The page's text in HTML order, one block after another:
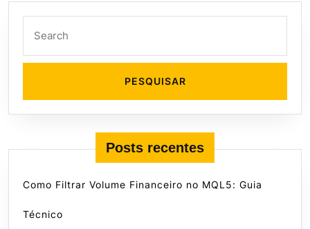
Posts recentes
Como Filtrar Volume Financeiro no MQL5: Guia
Técnico